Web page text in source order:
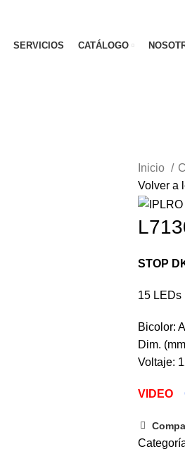
SERVICIOS CATÁLOGO
Inicio
Volver a
STOP
15 LEDs
Bicolor:
Dim.
Voltaje:
VIDEO